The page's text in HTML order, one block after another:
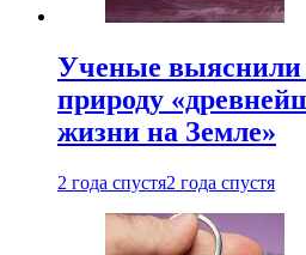
Ученые
природу
жизни на Земле»
2 года спустя2 года спустя